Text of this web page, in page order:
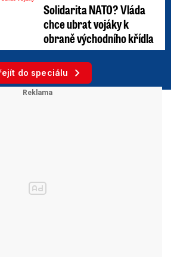
Solidarita NATO? Vláda
chce ubrat vojáky k
obraně východního křídla
do speciálu